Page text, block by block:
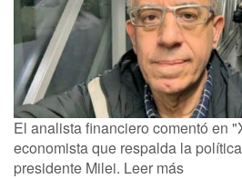
El analista financiero comentó en
economista que respalda la
presidente Milei. Leer más